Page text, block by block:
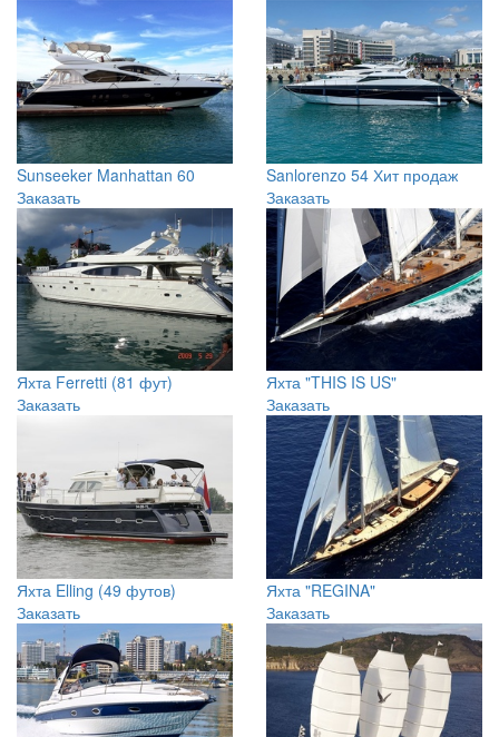
Яхта "APOGEE"
Заказать
Яхта Majesty 44
Заказать
Sunseeker Manhattan 60
Заказать
Sanlorenzo 54Хит продаж
Заказать
Яхта Ferretti (81 фут)
Заказать
Яхта "THIS IS US"
Заказать
Яхта Elling (49 футов)
Заказать
Яхта "REGINA"
Заказать